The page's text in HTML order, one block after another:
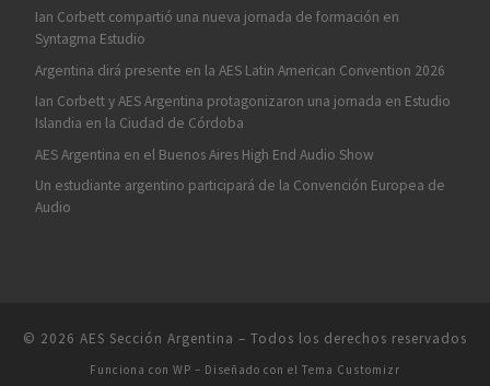
Ian Corbett compartió una nueva jornada de formación en
Syntagma Estudio
Argentina dirá presente en la AES Latin American Convention 2026
Ian Corbett y AES Argentina protagonizaron una jornada en Estudio
Islandia en la Ciudad de Córdoba
AES Argentina en el Buenos Aires High End Audio Show
Un estudiante argentino participará de la Convención Europea de
Audio
© 2026 AES Sección Argentina – Todos los derechos reservados
Funciona con WP – Diseñado con el Tema Customizr